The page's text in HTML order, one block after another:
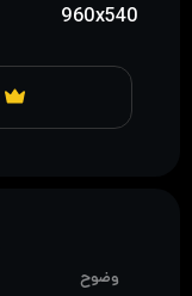
960x540
وضوح